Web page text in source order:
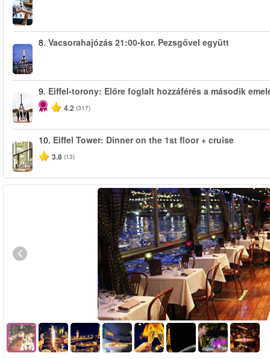
8. Vacsorahajózás 21:00-kor. Pezsgővel együtt
9. Eiffel-torony: Előre foglalt hozzáférés a második
4.2 (317)
10. Eiffel Tower: Dinner on the 1st floor + cruise
3.8 (13)